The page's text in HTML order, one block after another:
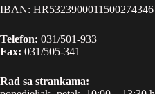
IBAN: HR5323900011500274346
Telefon: 031/501-933
Fax: 031/505-341
Rad sa strankama: